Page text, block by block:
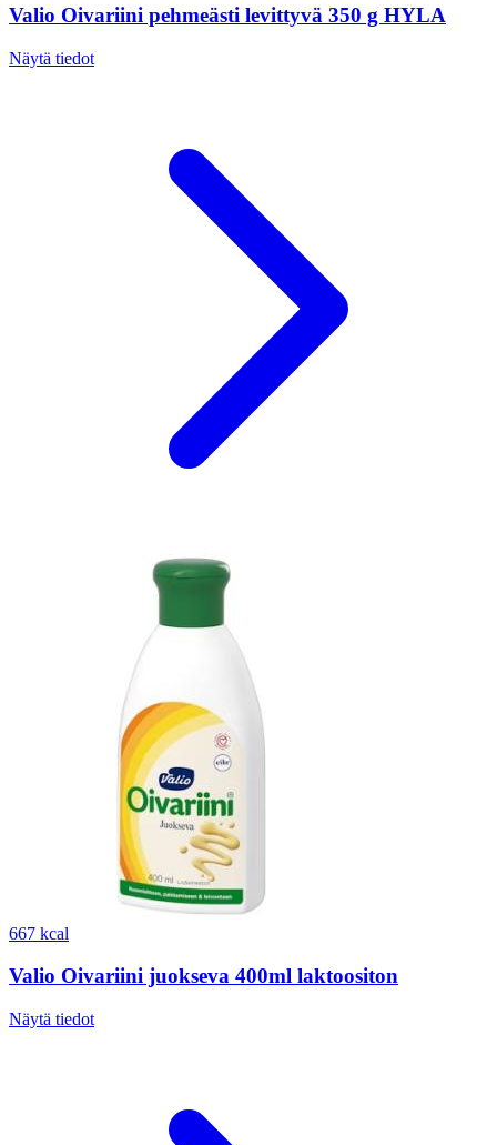
Valio Oivariini pehmeästi levittyvä 350 g HYLA
Näytä tiedot
667 kcal
Valio Oivariini juokseva 400ml laktoositon
Näytä tiedot